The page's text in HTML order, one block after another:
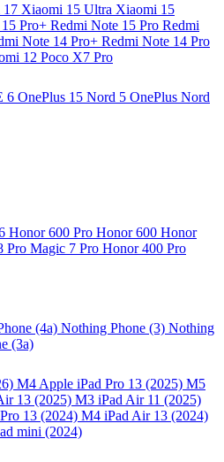
17 Xiaomi 15 Ultra Xiaomi 15
Pro+ Redmi Note 15 Pro Redmi
Note 14 Pro+ Redmi Note 14 Pro
12 Poco X7 Pro
6 OnePlus 15 Nord 5 OnePlus Nord
Honor 600 Pro Honor 600 Honor
Pro Magic 7 Pro Honor 400 Pro
(4a) Nothing Phone (3) Nothing
(3a)
M4 Apple iPad Pro 13 (2025) M5
13 (2025) M3 iPad Air 11 (2025)
13 (2024) M4 iPad Air 13 (2024)
mini (2024)